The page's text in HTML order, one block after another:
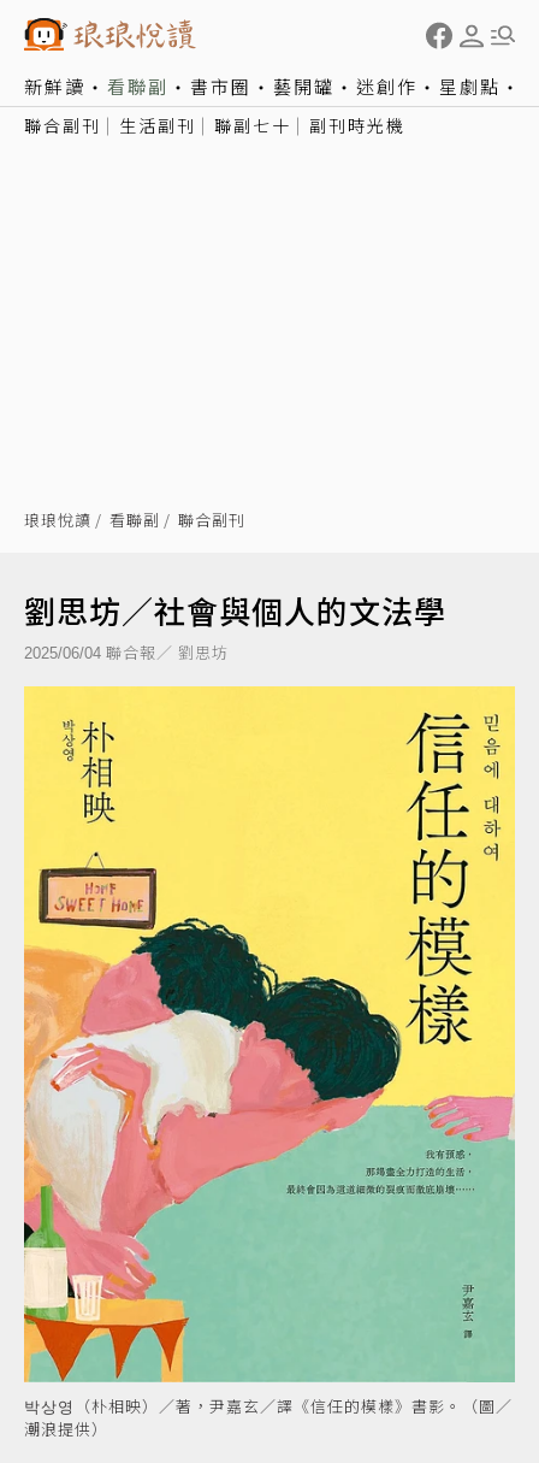
新鮮讀 看聯副 書市圈 藝開罐 迷創作 星劇點
聯合副刊 生活副刊 聯副七十 副刊時光機
琅琅悅讀 看聯副 聯合副刊
劉思坊／社會與個人的文法學
2025/06/04 聯合報／ 劉思坊
박상영（朴相映）／著，尹嘉玄／譯《信任的模樣》書影。（圖／
潮浪提供）